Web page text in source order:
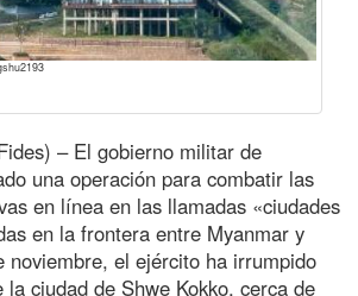
– El gobierno militar de
una operación para combatir las
en línea en las llamadas «ciudades
en la frontera entre Myanmar y
noviembre, el ejército ha irrumpido
la ciudad de Shwe Kokko, cerca de